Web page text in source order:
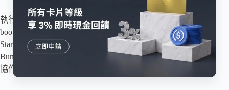
執行 AA 的角色不同：zkSync 架構中 Operator 和
bootloader（System Contract）配合完成 User operation；
StarkNet 中 User operation 由 Sequencer 負責，沒有
Bundler 和 Paymaster 機制；4337 中 Bundler 與 EntryPoint
協作執行 User operation；